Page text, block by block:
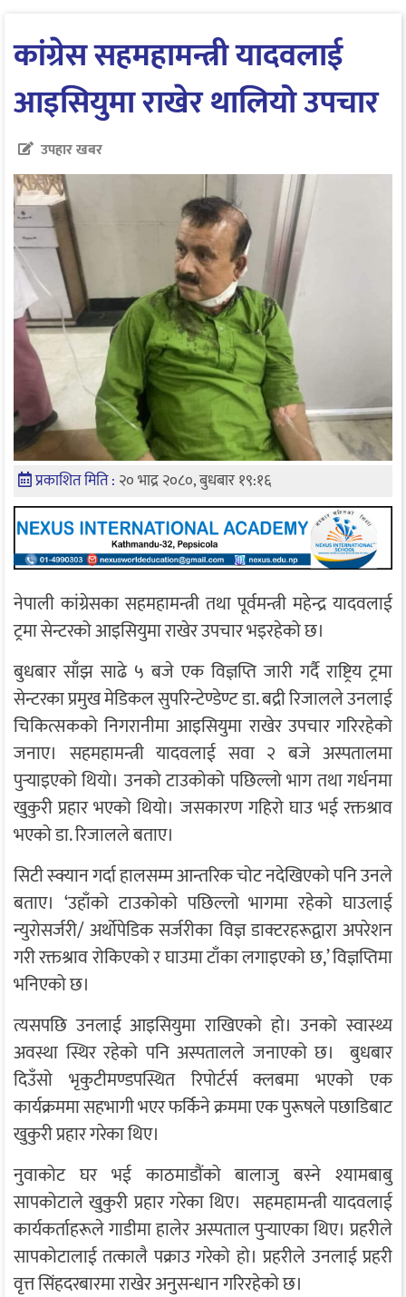
कांग्रेस सहमहामन्त्री यादवलाई
आइसियुमा राखेर थालियो उपचार
उपहार खबर
प्रकाशित मिति : २० भाद्र २०८०, बुधबार १९:१६
नेपाली कांग्रेसका सहमहामन्त्री तथा पूर्वमन्त्री महेन्द्र यादवलाई
ट्रमा सेन्टरको आइसियुमा राखेर उपचार भइरहेको छ।
बुधबार साँझ साढे ५ बजे एक विज्ञप्ति जारी गर्दै राष्ट्रिय ट्रमा
सेन्टरका प्रमुख मेडिकल सुपरिन्टेण्डेण्ट डा. बद्री रिजालले उनलाई
चिकित्सकको निगरानीमा आइसियुमा राखेर उपचार गरिरहेको
जनाए। सहमहामन्त्री यादवलाई सवा २ बजे अस्पतालमा
पुर्‍याइएको थियो। उनको टाउकोको पछिल्लो भाग तथा गर्धनमा
खुकुरी प्रहार भएको थियो। जसकारण गहिरो घाउ भई रक्तश्राव
भएको डा. रिजालले बताए।
सिटी स्क्यान गर्दा हालसम्म आन्तरिक चोट नदेखिएको पनि उनले
बताए। ‘उहाँको टाउकोको पछिल्लो भागमा रहेको घाउलाई
न्युरोसर्जरी/ अर्थोपेडिक सर्जरीका विज्ञ डाक्टरहरूद्वारा अपरेशन
गरी रक्तश्राव रोकिएको र घाउमा टाँका लगाइएको छ,’ विज्ञप्तिमा
भनिएको छ।
त्यसपछि उनलाई आइसियुमा राखिएको हो। उनको स्वास्थ्य
अवस्था स्थिर रहेको पनि अस्पतालले जनाएको छ। बुधबार
दिउँसो भृकुटीमण्डपस्थित रिपोर्टर्स क्लबमा भएको एक
कार्यक्रममा सहभागी भएर फर्किने क्रममा एक पुरूषले पछाडिबाट
खुकुरी प्रहार गरेका थिए।
नुवाकोट घर भई काठमाडौंको बालाजु बस्ने श्यामबाबु
सापकोटाले खुकुरी प्रहार गरेका थिए। सहमहामन्त्री यादवलाई
कार्यकर्ताहरूले गाडीमा हालेर अस्पताल पुर्‍याएका थिए। प्रहरीले
सापकोटालाई तत्कालै पक्राउ गरेको हो। प्रहरीले उनलाई प्रहरी
वृत्त सिंहदरबारमा राखेर अनुसन्धान गरिरहेको छ।